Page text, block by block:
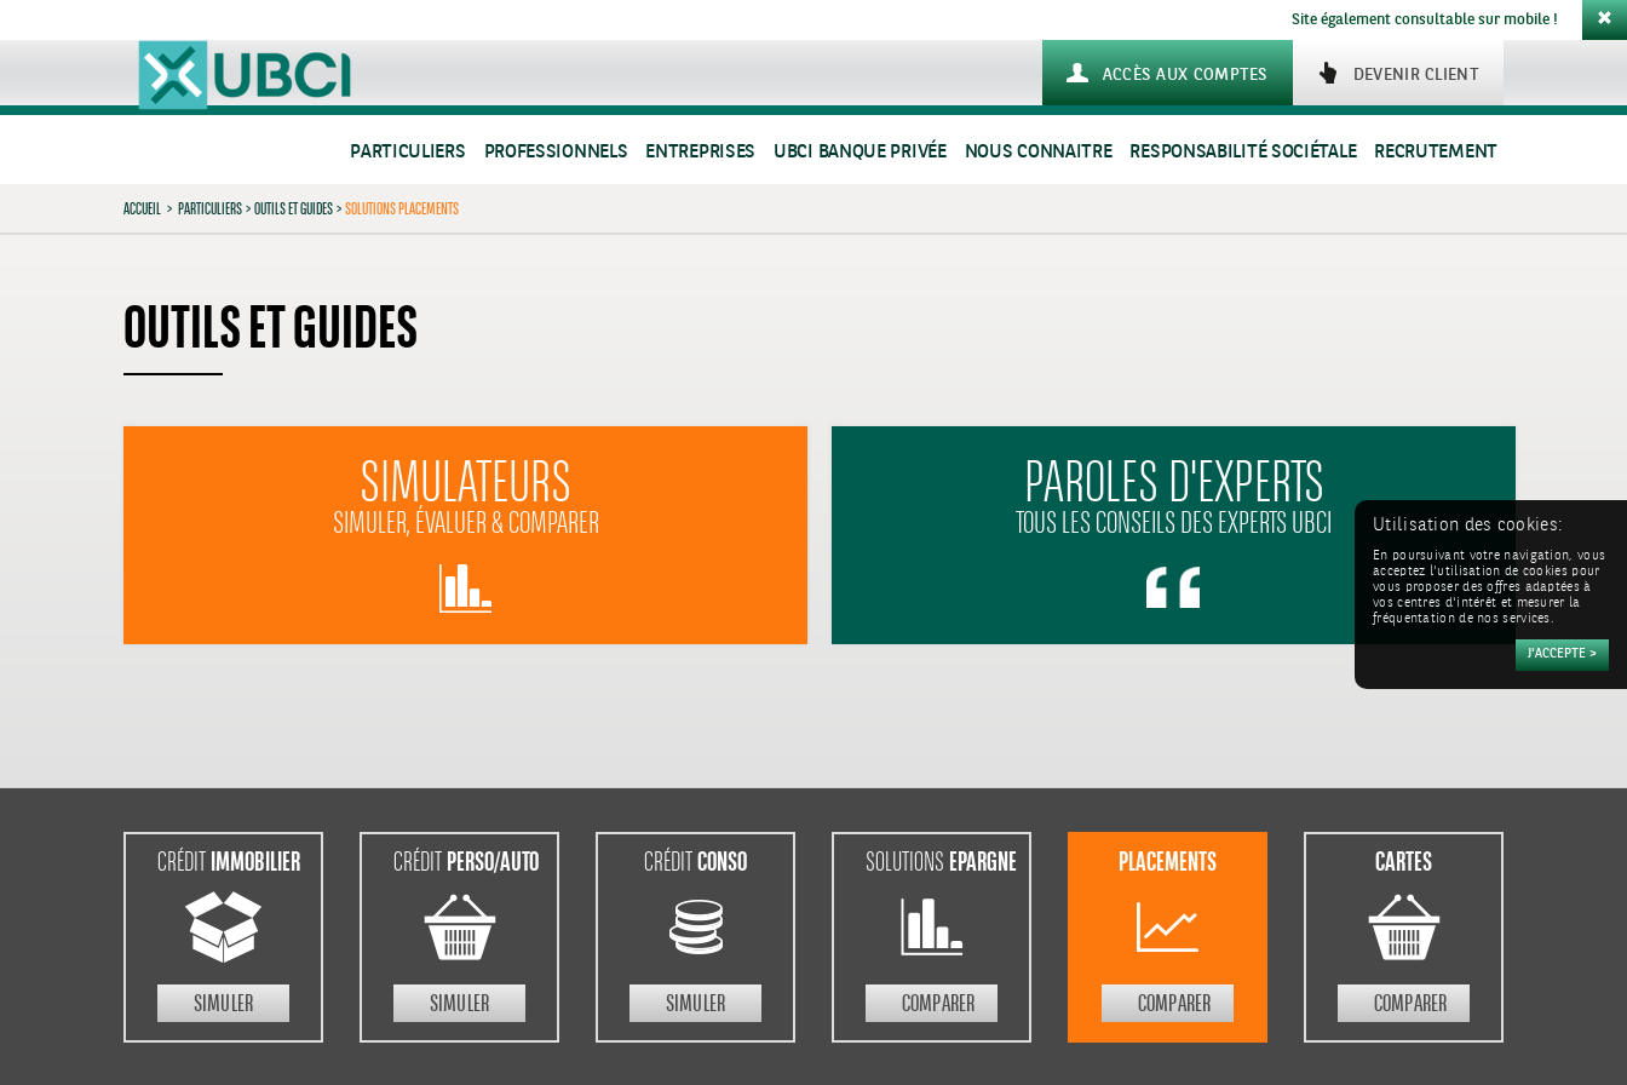
Site également consultable sur mobile !
DEVENIR CLIENT
ACCÈS AUX COMPTES
PARTICULIERS PROFESSIONNELS ENTREPRISES UBCI BANQUE PRIVÉE NOUS CONNAITRE RESPONSABILITÉ SOCIÉTALE RECRUTEMENT
ACCUEIL > PARTICULIERS>OUTILS ET GUIDES>SOLUTIONS PLACEMENTS
OUTILS ET GUIDES
SIMULATEURS
SIMULER, ÉVALUER & COMPARER PAROLES D'EXPERTS
TOUS LES CONSEILS DES EXPERTS UBCI
CRÉDITIMMOBILIER
SIMULER
CRÉDITPERSO/AUTO
SIMULER
CRÉDITCONSO
SIMULER
SOLUTIONSEPARGNE
COMPARER
PLACEMENTS
COMPARER
CARTES
COMPARER
Utilisation des cookies:
En poursuivant votre navigation, vous
acceptez l'utilisation de cookies pour
vous proposer des offres adaptées à
vos centres d'intérêt et mesurer la
fréquentation de nos services.